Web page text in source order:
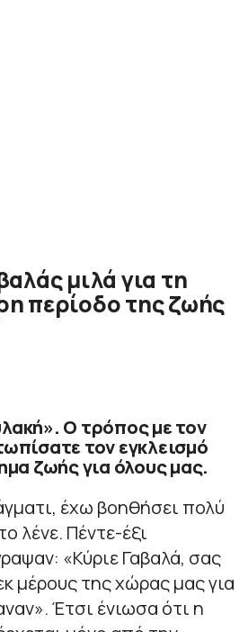
μιλά για τη
περίοδο της ζωής
Ο τρόπος με τον
τον εγκλεισμό
ζωής για όλους μας.
έχω βοηθήσει πολύ
λένε. Πέντε-έξι
«Κύριε Γαβαλά, σας
μέρους της χώρας μας για
Έτσι ένιωσα ότι η